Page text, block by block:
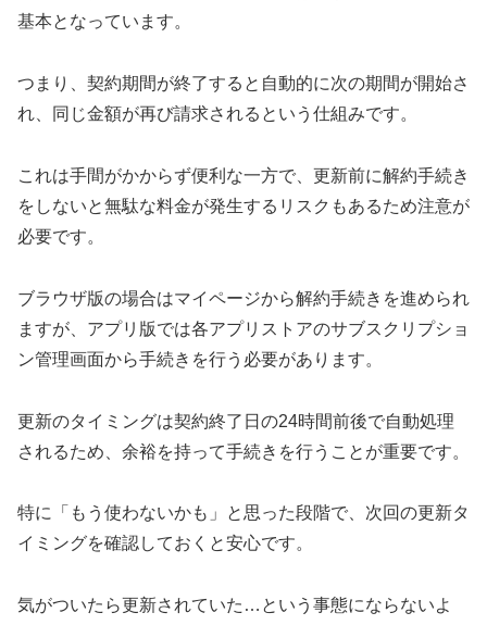
基本となっています。
つまり、契約期間が終了すると自動的に次の期間が開始さ
れ、同じ金額が再び請求されるという仕組みです。
これは手間がかからず便利な一方で、更新前に解約手続き
をしないと無駄な料金が発生するリスクもあるため注意が
必要です。
ブラウザ版の場合はマイページから解約手続きを進められ
ますが、アプリ版では各アプリストアのサブスクリプショ
ン管理画面から手続きを行う必要があります。
更新のタイミングは契約終了日の24時間前後で自動処理
されるため、余裕を持って手続きを行うことが重要です。
特に「もう使わないかも」と思った段階で、次回の更新タ
イミングを確認しておくと安心です。
気がついたら更新されていた…という事態にならないよ